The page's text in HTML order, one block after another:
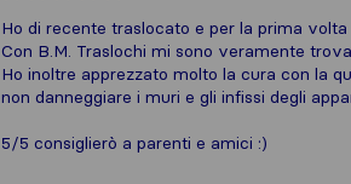
Ho di recente traslocato e per la prima
Con B.M. Traslochi mi sono veramente
Ho inoltre apprezzato molto la cura con la
non danneggiare i muri e gli infissi degli
5/5 consiglierò a parenti e amici :)